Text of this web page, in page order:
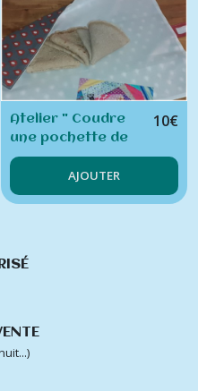
Atelier " Coudre
une pochette de
conservation
alimentaire
Emball'tout!"
10€
AJOUTER